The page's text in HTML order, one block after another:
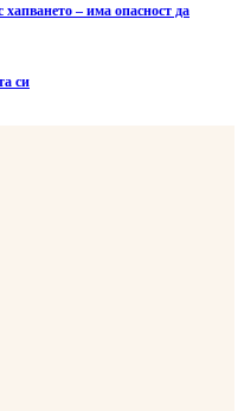
– има опасност да
си